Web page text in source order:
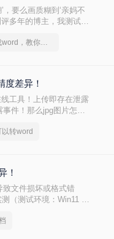
要么画质糊到‘亲妈不
多年的博主，我测试了
pdf格式转换成word，教你几个方法
差异！
工具！上传即存在泄露
件！那么jpg图片怎么
科学转换路径，精准
转word
！
文件损坏或格式错
（测试环境：Win11 +
合并技巧+清晰度保障